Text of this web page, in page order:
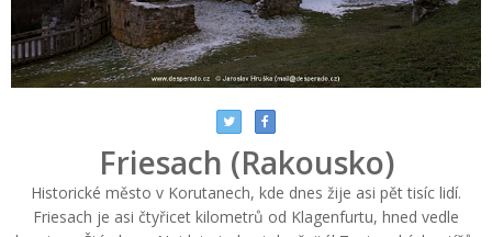
Friesach (Rakousko)
Historické město v Korutanech, kde dnes žije asi pět tisíc lidí.
Friesach je asi čtyřicet kilometrů od Klagenfurtu, hned vedle